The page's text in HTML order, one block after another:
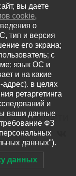
НАШИ СОЦ.СЕТИ
вы даете
cookie,
о
тип и версия
его экрана;
с
язык ОС и
и на какие
адрес). в целях
ретаргетинга
и
ваши данные
ФЗ
данных").
данных